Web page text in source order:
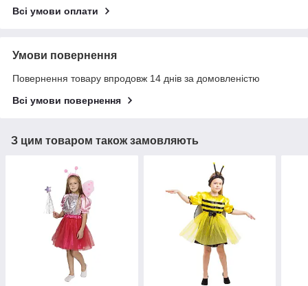
Всі умови оплати
Умови повернення
Повернення товару впродовж 14 днів за домовленістю
Всі умови повернення
З цим товаром також замовляють